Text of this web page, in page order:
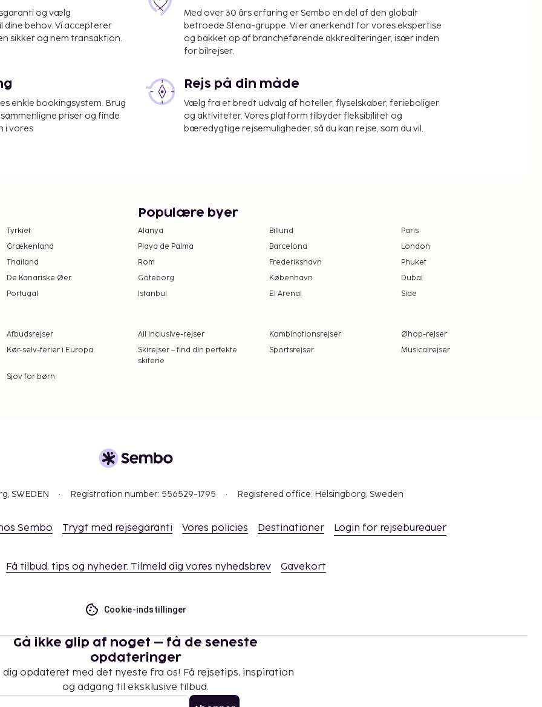
(SBP-San Luis Obispo
medarbejderstab,
parkering er til
der tilbyder
tilgængelighed)
og depositummer
og vælg
dine behov. Vi accepterer
sikker og nem transaktion.
Med over 30 års erfaring er Sembo en del af den globalt
betroede Stena-gruppe. Vi er anerkendt for vores ekspertise
og bakket op af brancheførende akkrediteringer, især inden
for bilrejser.
enkle bookingsystem. Brug
priser og finde
i vores
Rejs på din måde
Vælg fra et bredt udvalg af hoteller, flyselskaber, ferieboliger
og aktiviteter. Vores platform tilbyder fleksibilitet og
bæredygtige rejsemuligheder, så du kan rejse, som du vil.
Tyrkiet
Grækenland
Thailand
De Kanariske Øer
Portugal
Populære byer
Alanya Billund
Paris
Playa de Palma
Barcelona
London
Rom
Frederikshavn
Phuket
Göteborg
København
Dubai
Istanbul
El Arenal Side
Afbudsrejser All Inclusive-rejser Kombinationsrejser
Øhop-rejser
Kør-selv-ferier i Europa
Skirejser – find din perfekte
skiferie
Sportsrejser Musicalrejser
Sjov for børn
SWEDEN Registration number: 556529-1795 Registered office: Helsingborg, Sweden
Sembo Trygt med rejsegaranti Vores policies Destinationer Login for rejsebureauer
Få tilbud, tips og nyheder. Tilmeld dig vores nyhedsbrev Gavekort
Cookie-indstillinger
Gå ikke glip af noget – få de seneste
opdateringer
dig opdateret med det nyeste fra os! Få rejsetips, inspiration
og adgang til eksklusive tilbud.